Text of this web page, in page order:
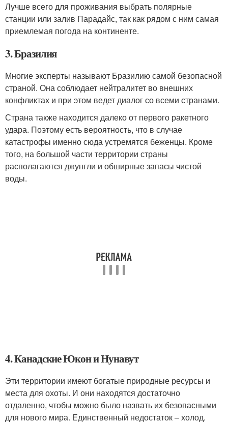
Лучше всего для проживания выбрать полярные
станции или залив Парадайс, так как рядом с ним самая
приемлемая погода на континенте.
3. Бразилия
Многие эксперты называют Бразилию самой безопасной
страной. Она соблюдает нейтралитет во внешних
конфликтах и при этом ведет диалог со всеми странами.
Страна также находится далеко от первого ракетного
удара. Поэтому есть вероятность, что в случае
катастрофы именно сюда устремятся беженцы. Кроме
того, на большой части территории страны
располагаются джунгли и обширные запасы чистой
воды.
4. Канадские Юкон и Нунавут
Эти территории имеют богатые природные ресурсы и
места для охоты. И они находятся достаточно
отдаленно, чтобы можно было назвать их безопасными
для нового мира. Единственный недостаток – холод.